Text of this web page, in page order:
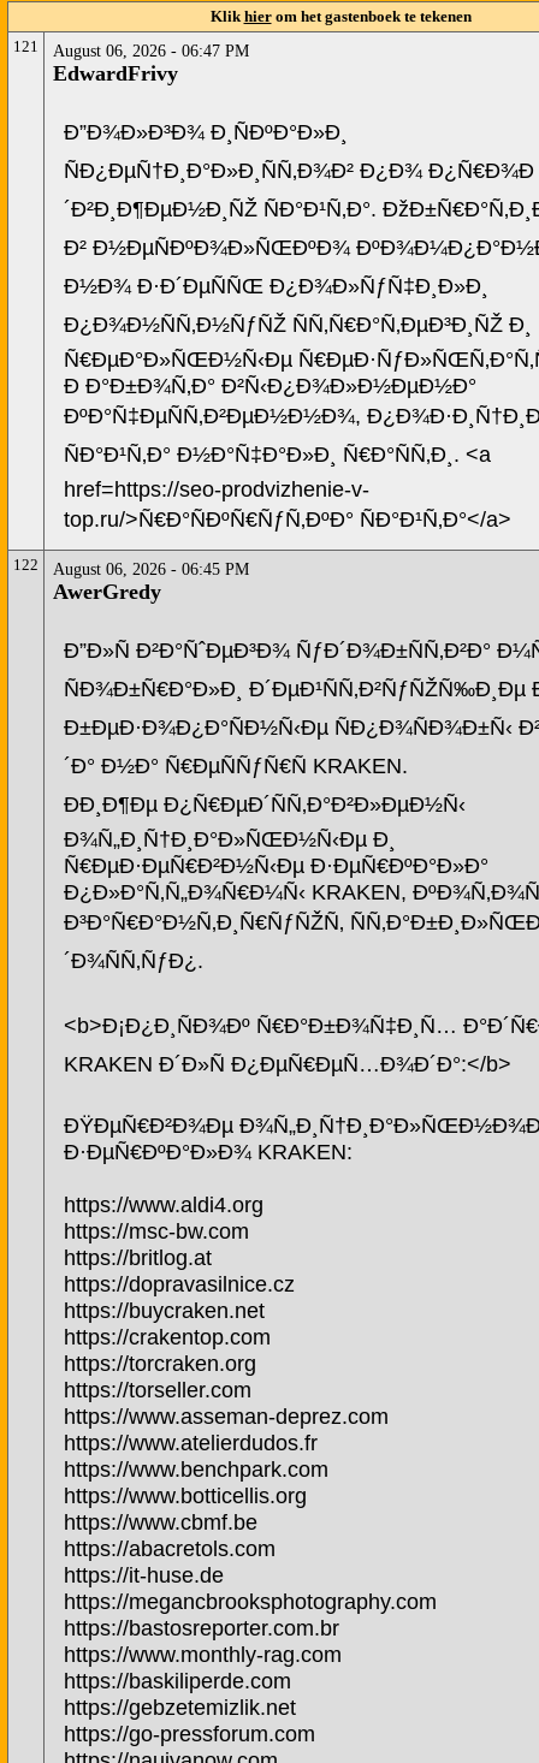
Klikhierom het gastenboek te tekenen
121
August 06, 2026 - 06:47 PM
EdwardFrivy
Ð”Ð¾Ð»Ð³Ð¾ Ð¸ÑÐºÐ°Ð»Ð¸
ÑÐ¿ÐµÑ†Ð¸Ð°Ð»Ð¸ÑÑ‚Ð¾Ð² Ð¿Ð¾ Ð¿Ñ€Ð¾Ð
´Ð²Ð¸Ð¶ÐµÐ½Ð¸ÑŽ ÑÐ°Ð¹Ñ‚Ð°.
Ð² Ð½ÐµÑÐºÐ¾Ð»ÑŒÐºÐ¾
Ð½Ð¾ Ð·Ð´ÐµÑÑŒ Ð¿Ð¾Ð»ÑƒÑ‡Ð¸Ð»Ð¸
Ð¿Ð¾Ð½ÑÑ‚Ð½ÑƒÑŽ ÑÑ‚Ñ€Ð°Ñ‚ÐµÐ³Ð¸ÑŽ Ð¸
Ñ€ÐµÐ°Ð»ÑŒÐ½Ñ‹Ðµ
Ð Ð°Ð±Ð¾Ñ‚Ð° Ð²Ñ‹Ð¿Ð¾Ð»Ð½ÐµÐ½Ð°
ÐºÐ°Ñ‡ÐµÑÑ‚Ð²ÐµÐ½Ð½Ð¾,
ÑÐ°Ð¹Ñ‚Ð° Ð½Ð°Ñ‡Ð°Ð»Ð¸ Ñ€Ð°ÑÑ‚Ð¸. <a
href=https://seo-prodvizhenie-v-
top.ru/>Ñ€Ð°ÑÐºÑ€ÑƒÑ‚ÐºÐ° ÑÐ°Ð¹Ñ‚Ð°</a>
122 August 06, 2026 - 06:45 PM
AwerGredy
Ð”Ð»Ñ Ð²Ð°ÑˆÐµÐ³Ð¾ ÑƒÐ´Ð¾Ð±ÑÑ‚Ð²Ð°
ÑÐ¾Ð±Ñ€Ð°Ð»Ð¸ Ð´ÐµÐ¹ÑÑ‚Ð²ÑƒÑŽÑ‰Ð¸Ðµ
Ð±ÐµÐ·Ð¾Ð¿Ð°ÑÐ½Ñ‹Ðµ ÑÐ¿Ð¾ÑÐ¾Ð±Ñ‹
´Ð° Ð½Ð° Ñ€ÐµÑÑƒÑ€Ñ KRAKEN.
ÐÐ¸Ð¶Ðµ Ð¿Ñ€ÐµÐ´ÑÑ‚Ð°Ð²Ð»ÐµÐ½Ñ‹
Ð¾Ñ„Ð¸Ñ†Ð¸Ð°Ð»ÑŒÐ½Ñ‹Ðµ Ð¸
Ñ€ÐµÐ·ÐµÑ€Ð²Ð½Ñ‹Ðµ Ð·ÐµÑ€ÐºÐ°Ð»Ð°
Ð¿Ð»Ð°Ñ‚Ñ„Ð¾Ñ€Ð¼Ñ‹ KRAKEN,
Ð³Ð°Ñ€Ð°Ð½Ñ‚Ð¸Ñ€ÑƒÑŽÑ‚
´Ð¾ÑÑ‚ÑƒÐ¿.
<b>Ð¡Ð¿Ð¸ÑÐ¾Ðº Ñ€Ð°Ð±Ð¾Ñ‡Ð¸Ñ…
KRAKEN Ð´Ð»Ñ Ð¿ÐµÑ€ÐµÑ…Ð¾Ð´Ð°:</b>
ÐŸÐµÑ€Ð²Ð¾Ðµ
Ð·ÐµÑ€ÐºÐ°Ð»Ð¾ KRAKEN:
https://www.aldi4.org
https://msc-bw.com
https://britlog.at
https://dopravasilnice.cz
https://buycraken.net
https://crakentop.com
https://torcraken.org
https://torseller.com
https://www.asseman-deprez.com
https://www.atelierdudos.fr
https://www.benchpark.com
https://www.botticellis.org
https://www.cbmf.be
https://abacretols.com
https://it-huse.de
https://megancbrooksphotography.com
https://bastosreporter.com.br
https://www.monthly-rag.com
https://baskiliperde.com
https://gebzetemizlik.net
https://go-pressforum.com